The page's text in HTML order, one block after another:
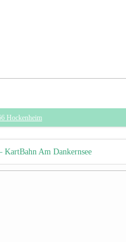
Hockenheim
KartBahn Am Dankernsee